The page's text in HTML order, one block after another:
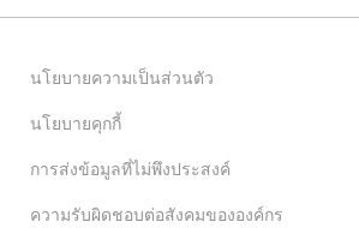
นโยบายความเป็นส่วนตัว
นโยบายคุกกี้
การส่งข้อมูลที่ไม่พึงประสงค์
ความรับผิดชอบต่อสังคมขององค์กร